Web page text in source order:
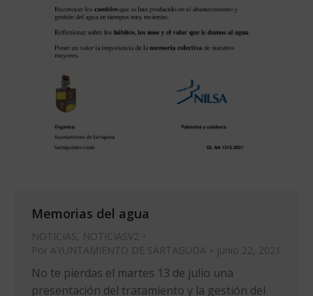
Memorias del agua
NOTICIAS, NOTICIASV2
Por AYUNTAMIENTO DE SARTAGUDA junio 22, 2021
No te pierdas el martes 13 de julio una
presentación del tratamiento y la gestión del